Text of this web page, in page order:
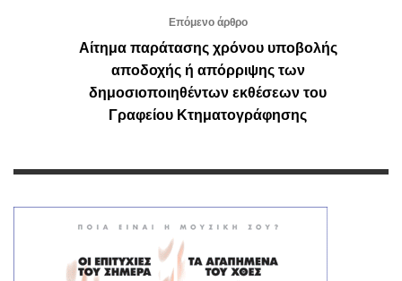
Επόμενο άρθρο
Αίτημα παράτασης χρόνου υποβολής
αποδοχής ή απόρριψης των
δημοσιοποιηθέντων εκθέσεων του
Γραφείου Κτηματογράφησης